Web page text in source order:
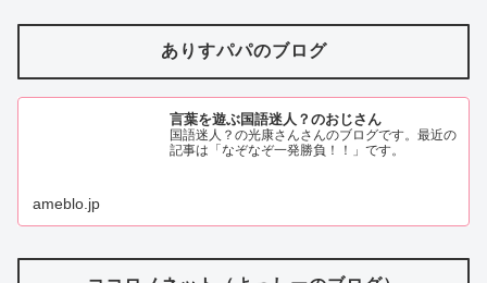
ありすパパのブログ
言葉を遊ぶ国語迷人？のおじさん
国語迷人？の光康さんさんのブログです。最近の
記事は「なぞなぞ一発勝負！！」です。
ameblo.jp